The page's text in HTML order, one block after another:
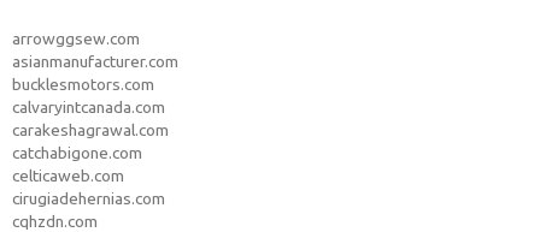
arrowggsew.com
asianmanufacturer.com
bucklesmotors.com
calvaryintcanada.com
carakeshagrawal.com
catchabigone.com
celticaweb.com
cirugiadehernias.com
cqhzdn.com